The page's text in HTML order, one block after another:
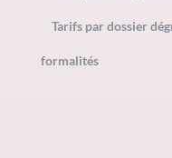
Tarifs par dossier
formalités